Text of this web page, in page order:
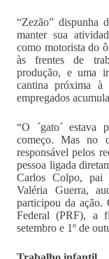
“Zezão” dispunha
manter sua
como motorista do
às frentes de
produção, e uma
cantina próxima à
empregados
“O ´gato´ estava
começo. Mas no
responsável pelos
pessoa ligada
Carlos Colpo, pai
Valéria Guerra,
participou da ação.
Federal (PRF), a
setembro e 1º de